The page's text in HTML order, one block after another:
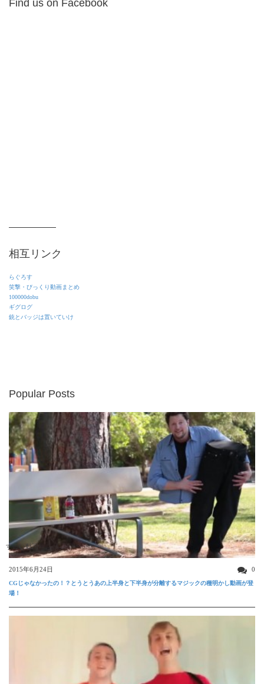
Find us on Facebook
相互リンク
らぐろす
笑撃・びっくり動画まとめ
100000dobu
ギグログ
銃とバッジは置いていけ
Popular Posts
すごい動画
2015年6月24日 0
CGじゃなかったの！？とうとうあの上半身と下半身が分離するマジックの種明かし動画が登
場！